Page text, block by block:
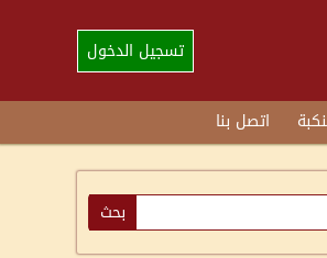
تسجيل الدخول
اتصل بنا